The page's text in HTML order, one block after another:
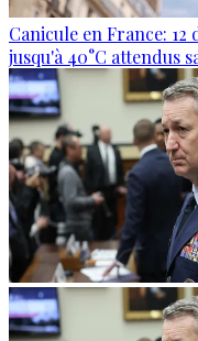
Canicule en France:
jusqu'à 40°C attendus